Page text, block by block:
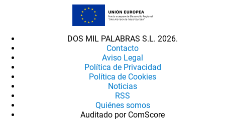
DOS MIL PALABRAS S.L. 2026.
Contacto
Aviso Legal
Política de Privacidad
Política de Cookies
Noticias
RSS
Quiénes somos
Auditado por ComScore